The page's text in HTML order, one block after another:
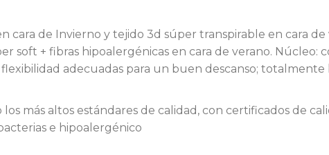
cara de Invierno y tejido 3d súper transpirable en cara de
soft + fibras hipoalergénicas en cara de verano.
adecuadas para un buen descanso;
más altos estándares de calidad, con certificados de
e hipoalergénico